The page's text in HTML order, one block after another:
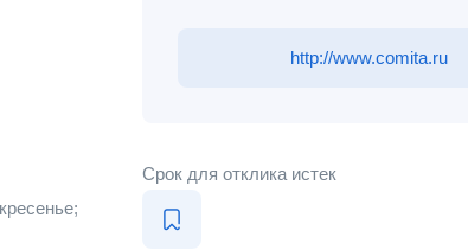
http://www.comita.ru
Срок для отклика истек